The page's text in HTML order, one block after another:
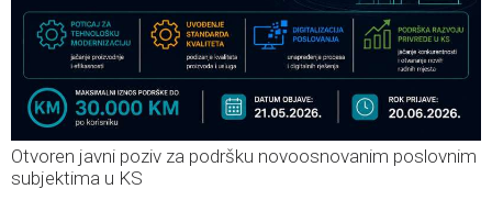
Otvoren javni poziv za podršku novoosnovanim poslovnim
subjektima u KS